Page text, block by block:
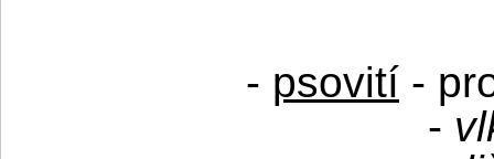
- psovití -
-